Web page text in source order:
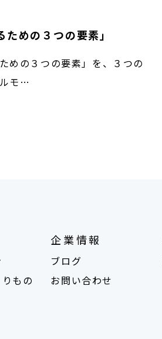
ための３つの要素」
めの３つの要素」を、３つの
モ…
もの
企業情報
ブログ
お問い合わせ